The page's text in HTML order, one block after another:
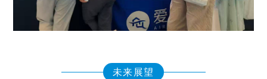
未来展望